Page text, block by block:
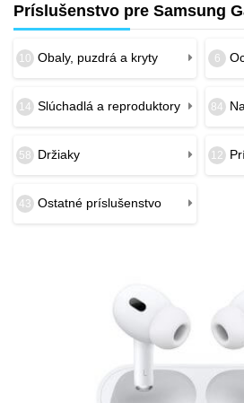
Príslušenstvo pre Samsung
10 Obaly, puzdrá a kryty 6
14 Slúchadlá a reproduktory 84
58 Držiaky 12
43 Ostatné príslušenstvo